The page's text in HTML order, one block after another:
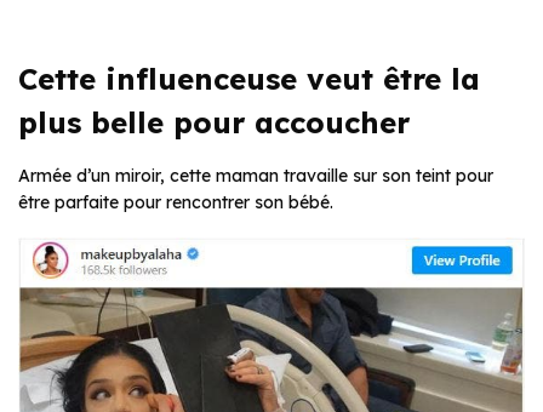
Cette influenceuse veut être la
plus belle pour accoucher
Armée d’un miroir, cette maman travaille sur son teint pour
être parfaite pour rencontrer son bébé.